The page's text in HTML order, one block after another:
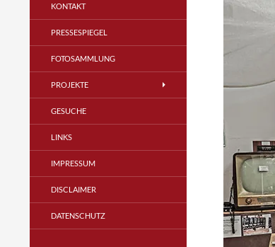
KONTAKT
PRESSESPIEGEL
FOTOSAMMLUNG
PROJEKTE
GESUCHE
LINKS
IMPRESSUM
DISCLAIMER
DATENSCHUTZ